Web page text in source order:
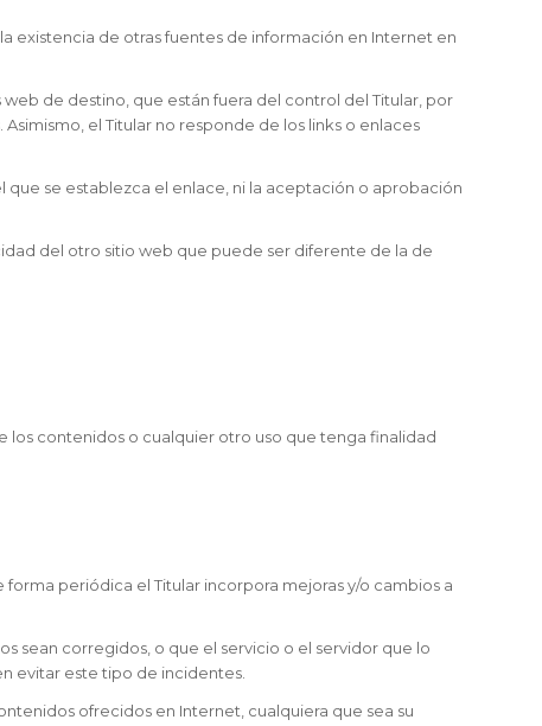
existencia de otras fuentes de información en Internet en
de destino, que están fuera del control del Titular, por
el Titular no responde de los links o enlaces
se establezca el enlace, ni la aceptación o aprobación
del otro sitio web que puede ser diferente de la de
los contenidos o cualquier otro uso que tenga finalidad
periódica el Titular incorpora mejoras y/o cambios a
sean corregidos, o que el servicio o el servidor que lo
evitar este tipo de incidentes.
ofrecidos en Internet, cualquiera que sea su